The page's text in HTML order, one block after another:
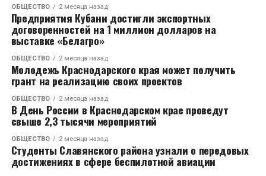
этапов обхода Тимашевска, реконструкцию
автодороги «Северный – Колосистый» в Краснодаре
и участка дороги «Динская – Пластуновская» в
Динском районе. Завершат реконструкцию двух
мостов в Горячем Ключе. Прорабатывается
реализация проекта строительства Северного
грузовой и транзитный транспорт за пределы
городской застройки, снизить транспортную
нагрузку, повысить безопасность движения и
улучшить экологическую обстановку. Механизмы
финансирования проекта обсуждали на ПМЭФ-2026.
ОБЩЕСТВО 2 месяца назад
Предприятия Кубани достигли экспортных
договоренностей на 1 миллион долларов на
выставке «Белагро»
ОБЩЕСТВО 2 месяца назад
Молодежь Краснодарского края может получить
грант на реализацию своих проектов
ОБЩЕСТВО 2 месяца назад
В День России в Краснодарском крае проведут
свыше 2,3 тысячи мероприятий
ОБЩЕСТВО 2 месяца назад
Студенты Славянского района узнали о передовых
достижениях в сфере беспилотной авиации